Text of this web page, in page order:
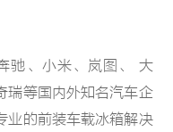
驰、小米、岚图、 大
瑞等国内外知名汽车企
业的前装车载冰箱解决